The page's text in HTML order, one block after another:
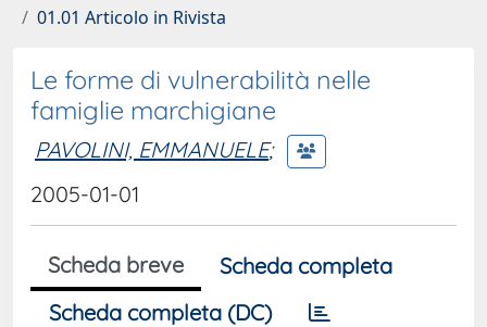
01.01 Articolo in Rivista
Le forme di vulnerabilità nelle
famiglie marchigiane
PAVOLINI, EMMANUELE;
2005-01-01
Scheda breve
Scheda completa
Scheda completa (DC)